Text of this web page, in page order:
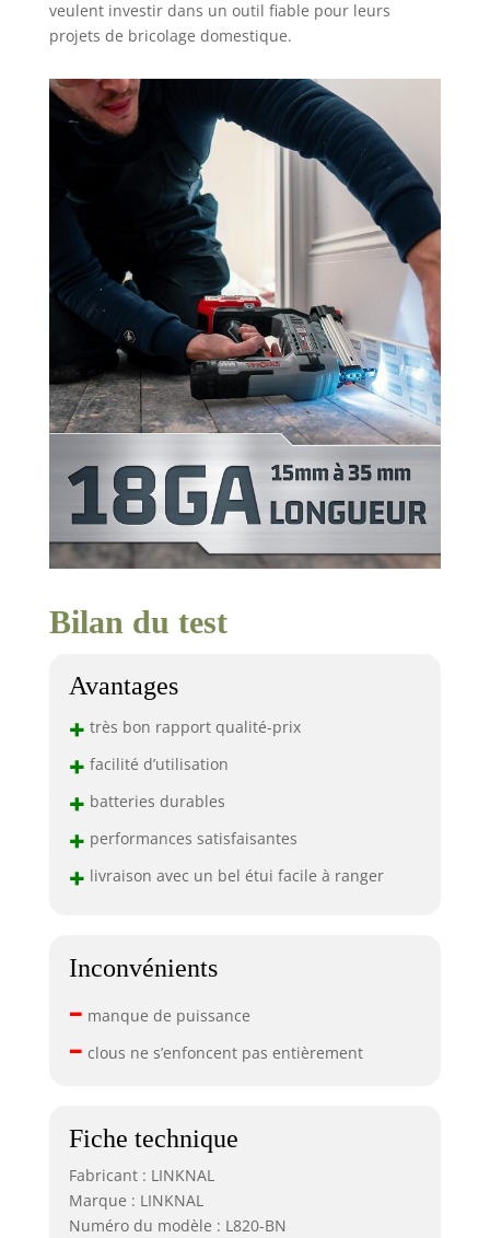
veulent investir dans un outil fiable pour leurs
projets de bricolage domestique.
Bilan du test
Avantages
+ très bon rapport qualité-prix
+ facilité d’utilisation
+ batteries durables
+ performances satisfaisantes
+ livraison avec un bel étui facile à ranger
Inconvénients
– manque de puissance
– clous ne s’enfoncent pas entièrement
Fiche technique
Fabricant : LINKNAL
Marque : LINKNAL
Numéro du modèle : L820-BN